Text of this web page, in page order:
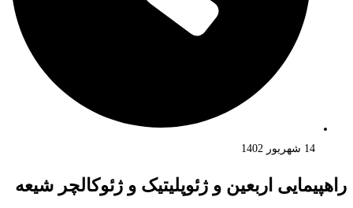
14 شهریور 1402
راهپیمایی اربعین و ژئوپلیتیک و ژئوکالچر شیعه